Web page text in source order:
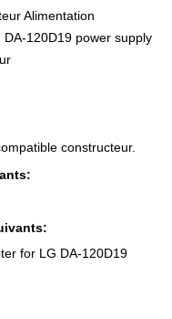
Alimentation
120D19 power supply
constructeur.
for LG DA-120D19